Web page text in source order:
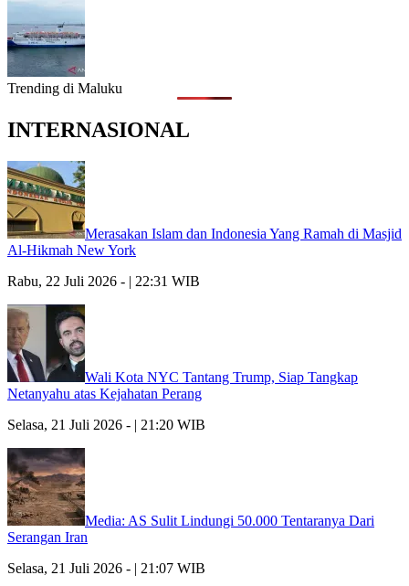
Trending di Maluku
INTERNASIONAL
Merasakan Islam dan Indonesia Yang Ramah di Masjid
Al-Hikmah New York
Rabu, 22 Juli 2026 - | 22:31 WIB
Wali Kota NYC Tantang Trump, Siap Tangkap
Netanyahu atas Kejahatan Perang
Selasa, 21 Juli 2026 - | 21:20 WIB
Media: AS Sulit Lindungi 50.000 Tentaranya Dari
Serangan Iran
Selasa, 21 Juli 2026 - | 21:07 WIB